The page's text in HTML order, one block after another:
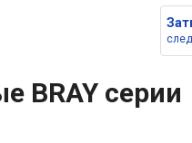
BRAY серии